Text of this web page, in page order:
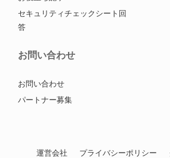
セキュリティチェックシート回
答
お問い合わせ
お問い合わせ
パートナー募集
運営会社 プライバシーポリシー